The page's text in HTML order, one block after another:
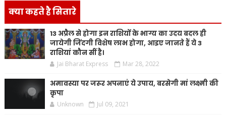
क्या कहते है सितारे
13 अप्रैल से होगा इन राशियों के भाग्य का उदय बदल ही
जायेगी जिंदगी विशेष लाभ होगा, आइए जानते हैं ये 3
राशियां कौन सीं है।
Jai Bharat Express Mar 28, 2022
अमावस्या पर जरूर अपनाएं ये उपाय, बरसेगी मां लक्ष्मी की
कृपा
Unknown Jul 09, 2021